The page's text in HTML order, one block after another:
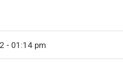
- 01:14 pm